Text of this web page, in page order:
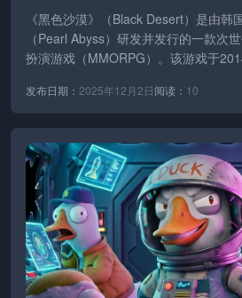
《黑色沙漠》（Black Desert）是由韩
（Pearl Abyss）研发并发行的一款次
扮演游戏（MMORPG）。该游戏于
发布日期： 2025年12月2日阅读： 10